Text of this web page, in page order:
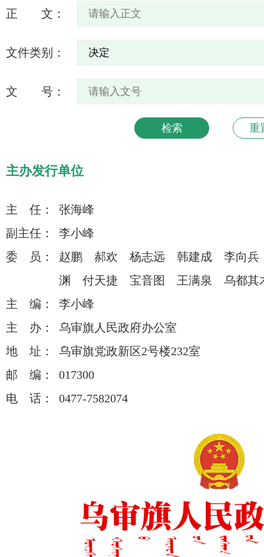
正 文：
文件类别：
文 号：
主办发行单位
主 任：
张海峰
副主任：
李小峰
委 员：
赵鹏 郝欢 杨志远 韩建成 李向
渊 付天捷 宝音图 王满泉 乌都其
主 编：
李小峰
主 办：
乌审旗人民政府办公室
地 址：
乌审旗党政新区2号楼232室
邮 编：
017300
电 话：
0477-7582074